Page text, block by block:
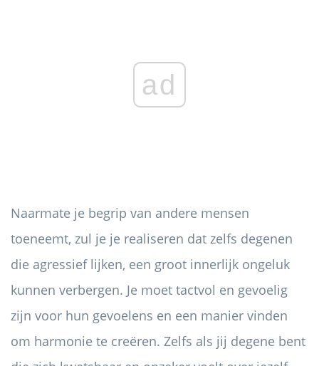
ad
Naarmate je begrip van andere mensen
toeneemt, zul je je realiseren dat zelfs degenen
die agressief lijken, een groot innerlijk ongeluk
kunnen verbergen. Je moet tactvol en gevoelig
zijn voor hun gevoelens en een manier vinden
om harmonie te creëren. Zelfs als jij degene bent